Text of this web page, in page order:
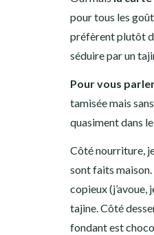
pour tous les
préfèrent plutôt
séduire par un
Pour vous
tamisée mais
quasiment dans
Côté nourriture,
sont faits maison.
copieux (j’avoue,
tajine. Côté
fondant est